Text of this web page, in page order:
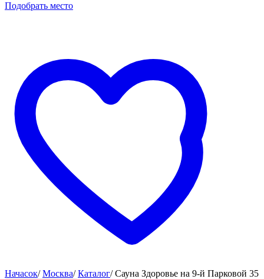
Подобрать место
Начасок/ Москва/ Каталог/ Сауна Здоровье на 9-й Парковой 35